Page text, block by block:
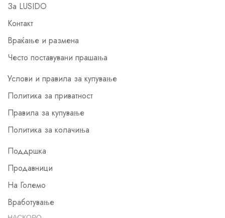
За LUSIDO
Контакт
Враќање и размена
Често поставувани прашања
Услови и правила за купување
Политика за приватност
Правила за купување
Политика за колачиња
Поддршка
Продавници
На Големо
Вработување